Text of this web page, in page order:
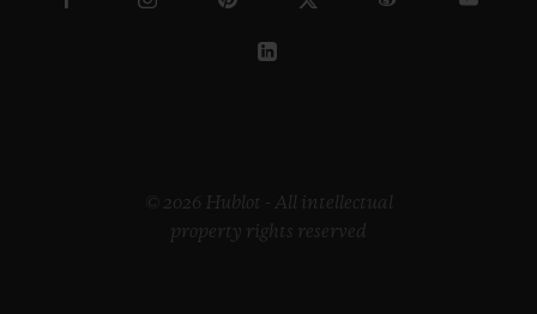
© 2026 Hublot - All intellectual
property rights reserved